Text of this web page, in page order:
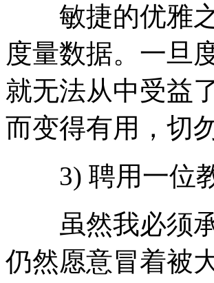
敏捷的优雅之
度量数据。一旦
就无法从中受益
而变得有用，切
3) 聘用一位
虽然我必须承
仍然愿意冒着被